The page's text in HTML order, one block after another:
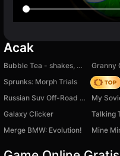
Acak
Bubble Tea - shakes, boba, coffee
Sprunks: Morph Trials
Zombie
Russian Suv Off-Road Online
My
Galaxy Clicker
Merge BMW: Evolution!